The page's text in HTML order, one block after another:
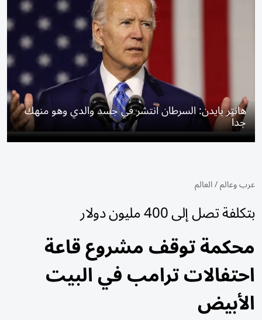
هانتر بايدن: السرطان انتشر في جسد والدي وهو منهك
جداً
عرب وعالم/العالم
بتكلفة تصل إلى 400 مليون دولار
محكمة توقف مشروع قاعة
احتفالات ترامب في البيت
الأبيض